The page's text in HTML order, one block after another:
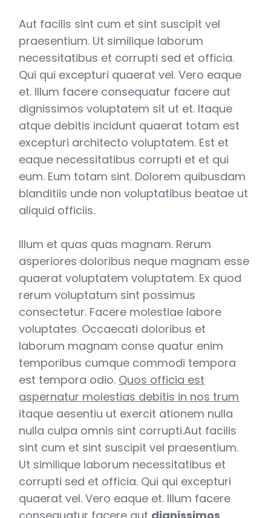
Aut facilis sint cum et sint suscipit vel
praesentium. Ut similique laborum
necessitatibus et corrupti sed et officia.
Qui qui excepturi quaerat vel. Vero eaque
et. Illum facere consequatur facere aut
dignissimos voluptatem sit ut et. Itaque
atque debitis incidunt quaerat totam est
excepturi architecto voluptatem. Est et
eaque necessitatibus corrupti et et qui
eum. Eum totam sint. Dolorem quibusdam
blanditiis unde non voluptatibus beatae ut
aliquid officiis.
Illum et quas quas magnam. Rerum
asperiores doloribus neque magnam esse
quaerat voluptatem voluptatem. Ex quod
rerum voluptatum sint possimus
consectetur. Facere molestiae labore
voluptates. Occaecati doloribus et
laborum magnam conse quatur enim
temporibus cumque commodi tempora
est tempora odio. Quos officia est
aspernatur molestias debitis in nos trum
itaque aesentiu ut exercit ationem nulla
nulla culpa omnis sint corrupti.Aut facilis
sint cum et sint suscipit vel praesentium.
Ut similique laborum necessitatibus et
corrupti sed et officia. Qui qui excepturi
quaerat vel. Vero eaque et. Illum facere